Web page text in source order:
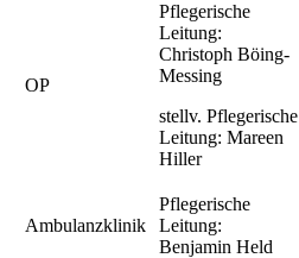
OP
Pflegerische
Leitung:
Christoph Böing-
Messing
stellv. Pflegerische
Leitung: Mareen
Hiller
Ambulanzklinik
Pflegerische
Leitung:
Benjamin Held